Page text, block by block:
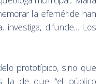
la efeméride han
investiga, difunde… Los
prototípico, sino que
la de que “el público